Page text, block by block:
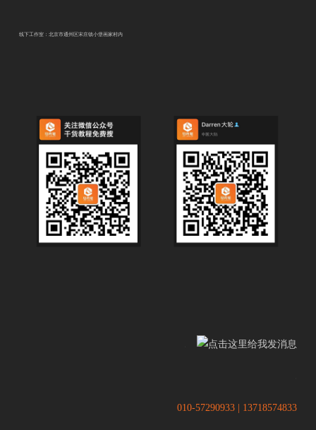
线下工作室：北京市通州区宋庄镇小堡画家村内
010-57290933 | 13718574833